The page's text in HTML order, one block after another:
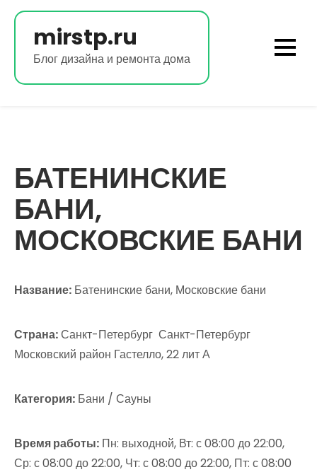
Перейти
содержимомуmirstp.ru
Блог дизайна и ремонта дома
БАТЕНИНСКИЕ
БАНИ,
МОСКОВСКИЕ БАНИ
Название: Батенинские бани, Московские бани
Страна:Санкт-Петербург Санкт-Петербург
Московский район Гастелло, 22 лит А
Категория: Бани / Сауны
Время работы: Пн: выходной, Вт: с 08:00 до 22:00,
Ср: с 08:00 до 22:00, Чт: с 08:00 до 22:00, Пт: с 08:00